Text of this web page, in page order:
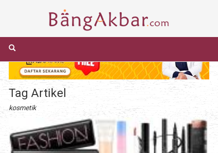
Tag Artikel
kosmetik